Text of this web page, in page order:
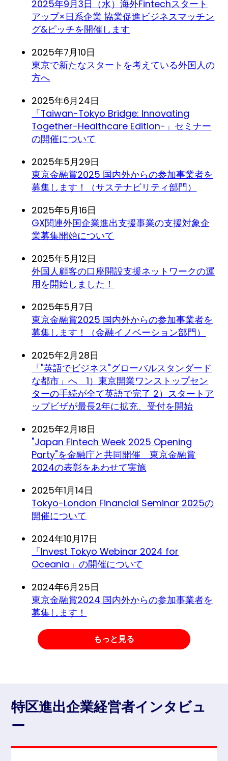
2025年9月3日（水）海外Fintechスタート
アップ×日系企業 協業促進ビジネスマッチン
グ&ピッチを開催します
2025年7月10日
東京で新たなスタートを考えている外国人の
方へ
2025年6月24日
「Taiwan-Tokyo Bridge: Innovating
Together-Healthcare Edition-」セミナー
の開催について
2025年5月29日
東京金融賞2025 国内外からの参加事業者を
募集します！（サステナビリティ部門）
2025年5月16日
GX関連外国企業進出支援事業の支援対象企
業募集開始について
2025年5月12日
外国人顧客の口座開設支援ネットワークの運
用を開始しました！
2025年5月7日
東京金融賞2025 国内外からの参加事業者を
募集します！（金融イノベーション部門）
2025年2月28日
「"英語でビジネス"グローバルスタンダード
な都市」へ 1）東京開業ワンストップセン
ターの手続が全て英語で完了 2）スタートア
ップビザが最長2年に拡充、受付を開始
2025年2月18日
"Japan Fintech Week 2025 Opening
Party"を金融庁と共同開催 東京金融賞
2024の表彰をあわせて実施
2025年1月14日
Tokyo-London Financial Seminar 2025の
開催について
2024年10月17日
「Invest Tokyo Webinar 2024 for
Oceania」の開催について
2024年6月25日
東京金融賞2024 国内外からの参加事業者を
募集します！
もっと見る
特区進出企業経営者インタビュ
ー